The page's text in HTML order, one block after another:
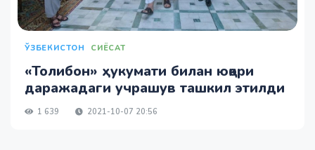
ЎЗБЕКИСТОН СИЁСАТ
«Толибон» ҳукумати билан юқори
даражадаги учрашув ташкил этилди
1 639 2021-10-07 20:56